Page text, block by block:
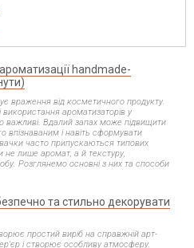
handmade-
від косметичного продукту.
ароматизаторів у
важливі. Вдалий запах може підвищити
впізнаваним і навіть сформувати
часто припускаються типових
не лише аромат, а й текстуру,
Розглянемо основні з них та способи
та стильно декорувати
простий виріб на справжній арт-
і створює особливу атмосферу.